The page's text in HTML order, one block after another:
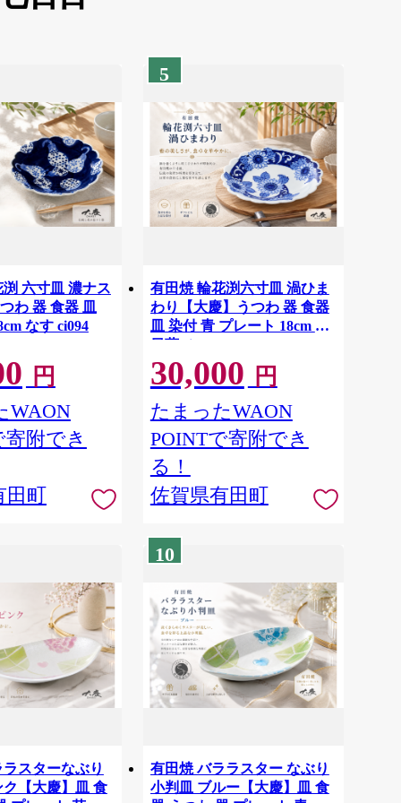
六寸皿 濃ナス
わ 器 食器 皿
なす ci094
円
WAON
寄附でき
田町
5
有田焼 輪花渕六寸皿 渦ひま
わり【大慶】うつわ 器 食器
皿 染付 青 プレート 18cm 向
日葵 ci093
30,000 円
たまったWAON
POINTで寄附でき
る！
佐賀県有田町
スターなぶり
【大慶】皿 食
10
有田焼 バララスター なぶり
小判皿 ブルー【大慶】皿 食